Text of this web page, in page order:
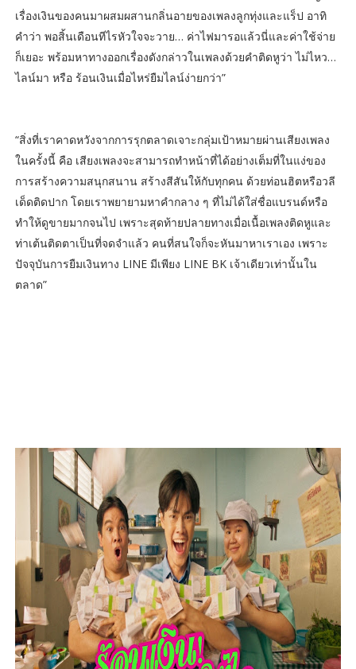
เรื่องเงินของคนมาผสมผสานกลิ่นอายของเพลงลูกทุ่งและแร็ป อาทิ
คำว่า พอสิ้นเดือนทีไรหัวใจจะวาย… ค่าไฟมารอแล้วนี่และค่าใช้จ่าย
ก็เยอะ พร้อมหาทางออกเรื่องดังกล่าวในเพลงด้วยคำติดหูว่า ไม่ไหว…
ไลน์มา หรือ ร้อนเงินเมื่อไหร่ยืมไลน์ง่ายกว่า”
“สิ่งที่เราคาดหวังจากการรุกตลาดเจาะกลุ่มเป้าหมายผ่านเสียงเพลง
ในครั้งนี้ คือ เสียงเพลงจะสามารถทำหน้าที่ได้อย่างเต็มที่ในแง่ของ
การสร้างความสนุกสนาน สร้างสีสันให้กับทุกคน ด้วยท่อนฮิตหรือวลี
เด็ดติดปาก โดยเราพยายามหาคำกลาง ๆ ที่ไม่ได้ใส่ชื่อแบรนด์หรือ
ทำให้ดูขายมากจนไป เพราะสุดท้ายปลายทางเมื่อเนื้อเพลงติดหูและ
ท่าเต้นติดตาเป็นที่จดจำแล้ว คนที่สนใจก็จะหันมาหาเราเอง เพราะ
ปัจจุบันการยืมเงินทาง LINE มีเพียง LINE BK เจ้าเดียวเท่านั้นใน
ตลาด”